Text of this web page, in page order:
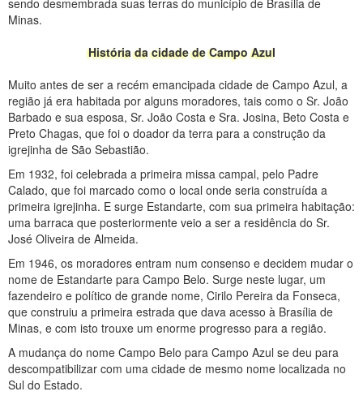
sendo desmembrada suas terras do município de Brasília de
Minas.
História da cidade de Campo Azul
Muito antes de ser a recém emancipada cidade de Campo Azul, a
região já era habitada por alguns moradores, tais como o Sr. João
Barbado e sua esposa, Sr. João Costa e Sra. Josina, Beto Costa e
Preto Chagas, que foi o doador da terra para a construção da
igrejinha de São Sebastião.
Em 1932, foi celebrada a primeira missa campal, pelo Padre
Calado, que foi marcado como o local onde seria construída a
primeira igrejinha. E surge Estandarte, com sua primeira habitação:
uma barraca que posteriormente veio a ser a residência do Sr.
José Oliveira de Almeida.
Em 1946, os moradores entram num consenso e decidem mudar o
nome de Estandarte para Campo Belo. Surge neste lugar, um
fazendeiro e político de grande nome, Cirilo Pereira da Fonseca,
que construiu a primeira estrada que dava acesso à Brasília de
Minas, e com isto trouxe um enorme progresso para a região.
A mudança do nome Campo Belo para Campo Azul se deu para
descompatibilizar com uma cidade de mesmo nome localizada no
Sul do Estado.